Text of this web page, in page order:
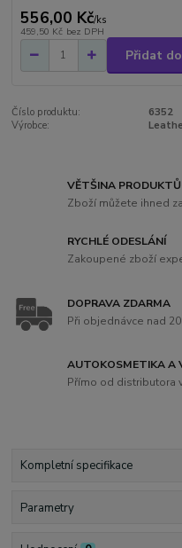
556,00 Kč/ks
459,50 Kč bez DPH
Přidat
Číslo produktu:
6352
Výrobce:
VĚTŠINA
Zboží můžete ihned
RYCHLÉ ODESLÁNÍ
Zakoupené zboží
DOPRAVA ZDARMA
Při objednávce nad
AUTOKOSMETIKA A
Přímo od distributora
Kompletní specifikace
Parametry